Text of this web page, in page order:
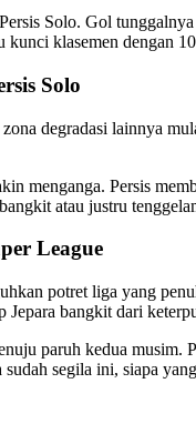
Solo. Gol
kunci klasemen dengan
Solo
degradasi lainnya
menganga. Persis
atau justru
League
potret liga yang
Jepara bangkit dari
paruh kedua musim.
segila ini, siapa